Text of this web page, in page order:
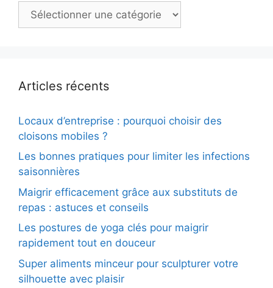
Catégories
Articles récents
Locaux d’entreprise : pourquoi choisir des
cloisons mobiles ?
Les bonnes pratiques pour limiter les infections
saisonnières
Maigrir efficacement grâce aux substituts de
repas : astuces et conseils
Les postures de yoga clés pour maigrir
rapidement tout en douceur
Super aliments minceur pour sculpturer votre
silhouette avec plaisir